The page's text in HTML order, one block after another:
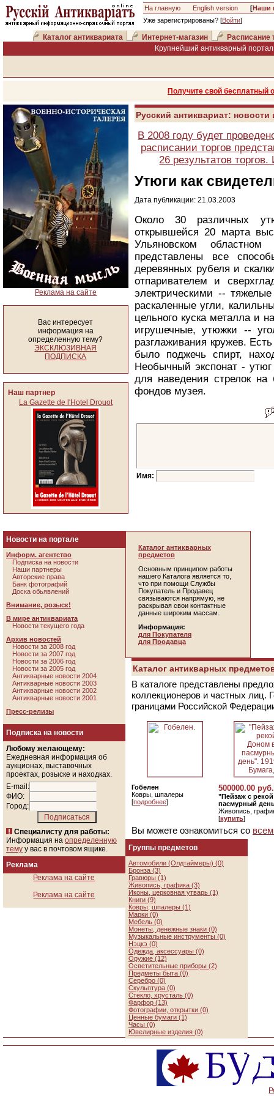
На главную English version [Наши
Уже зарегистрированы? [Войти]
Каталог антиквариата Интернет-магазин
Расписание
Крупнейший антикварный
Получите свой
Реклама на сайте
Вас интересует
информация на
определенную тему?
ЭКСКЛЮЗИВНАЯ
ПОДПИСКА
Наш партнер
La Gazette de l'Hotel Drouot
Русский антиквариат:
В 2008 году будет
расписании торгов
26 результатов
Утюги как
Дата публикации: 21.03.2003
Около 30 различных
открывшейся 20 марта
Ульяновском
представлены все
деревянных рубеля и
отпаривателем и
электрическими --
раскаленные угли,
цельного куска металла и
игрушечные, утюжки --
разглаживания кружев.
было поджечь спирт,
Необычный экспонат -
для наведения стрелок
фондов музея.
Имя:
Новости на портале
Информ. агентство
Подписка на новости
Наши партнеры
Авторские права
Банк фотографий
Доска обьявлений
Внимание, розыск!
В мире антиквариата
Новости текущего года
Архив новостей
Новости за 2008 год
Новости за 2007 год
Новости за 2006 год
Новости за 2005 год
Антикварные новости 2004
Антикварные новости 2003
Антикварные новости 2002
Антикварные новости 2001
Пресс-релизы
Подписка на новости
Любому желающему:
Ежедневная информация об
аукционах, выставочных
проектах, розыске и находках.
E-mail:
ФИО:
Город:
Специалисту для работы:
Информация на определенную
тему у вас в почтовом ящике.
Реклама
Реклама на сайте
Реклама на сайте
Каталог антикварных
предметов
Основным принципом работы
нашего Каталога является то,
что при помощи Службы
Покупатель и Продавец
связываются напрямую, не
раскрывая свои контактные
данные широким массам.
Информация:
для Покупателя
для Продавца
Каталог антикварных
В каталоге представлены
коллекционеров и частных лиц.
границами Российской
Гобелен
Ковры, шпалеры
[подробнее]
500000.00 руб.
"Пейзаж с
пасмурный
Живопись,
[купить]
Вы можете ознакомиться со
Группы предметов
Автомобили (Олдтаймеры) (0)
Бронза (3)
Гравюры (1)
Живопись, графика (3)
Иконы, церковная утварь (1)
Книги (9)
Ковры, шпалеры (1)
Марки (0)
Мебель (0)
Монеты, денежные знаки (0)
Музыкальные инструменты (0)
Нэцкэ (0)
Одежда, аксессуары (0)
Оружие (12)
Осветительные приборы (2)
Предметы быта (0)
Серебро (0)
Скульптура (0)
Стекло, хрусталь (0)
Фарфор (13)
Фотографии, открытки (0)
Ценные бумаги (1)
Часы (0)
Ювелирные изделия (0)